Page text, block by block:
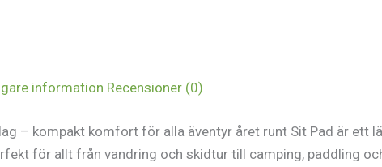
information Recensioner (0)
– kompakt komfort för alla äventyr året runt Sit Pad är
för allt från vandring och skidtur till camping, paddling